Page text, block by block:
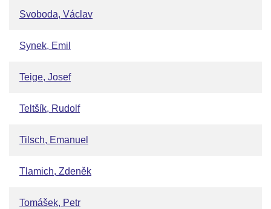
Svoboda, Václav
Synek, Emil
Teige, Josef
Teltšík, Rudolf
Tilsch, Emanuel
Tlamich, Zdeněk
Tomášek, Petr